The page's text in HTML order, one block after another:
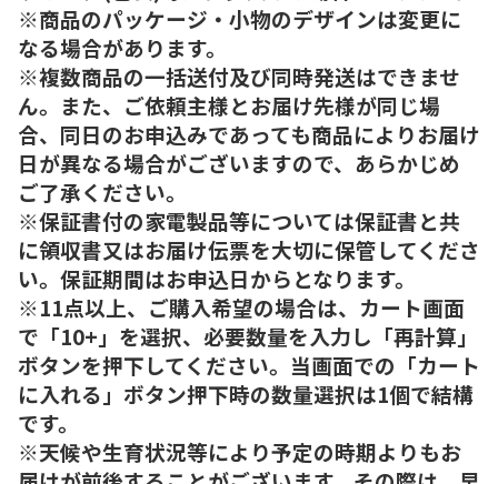
※商品のパッケージ・小物のデザインは変更に
なる場合があります。
※複数商品の一括送付及び同時発送はできませ
ん。また、ご依頼主様とお届け先様が同じ場
合、同日のお申込みであっても商品によりお届け
日が異なる場合がございますので、あらかじめ
ご了承ください。
※保証書付の家電製品等については保証書と共
に領収書又はお届け伝票を大切に保管してくださ
い。保証期間はお申込日からとなります。
※11点以上、ご購入希望の場合は、カート画面
で「10+」を選択、必要数量を入力し「再計算」
ボタンを押下してください。当画面での「カート
に入れる」ボタン押下時の数量選択は1個で結構
です。
※天候や生育状況等により予定の時期よりもお